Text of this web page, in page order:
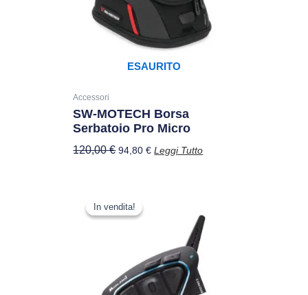
ESAURITO
Accessori
SW-MOTECH Borsa
Serbatoio Pro Micro
120,00€ 94,80€ Leggi Tutto
In vendita!
In vendita!
prezzo
originale
204,61 €.